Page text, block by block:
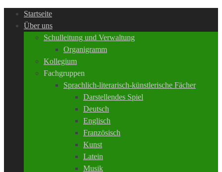
Startseite
Über uns
Schulleitung und Verwaltung
Organigramm
Kollegium
Fachgruppen
Sprachlich-literarisch-künstlerische Fächer
Darstellendes Spiel
Deutsch
Englisch
Französisch
Kunst
Latein
Musik